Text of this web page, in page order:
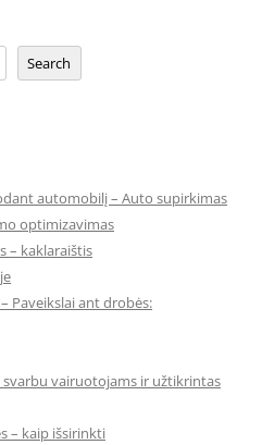
Search
automobilį – Auto supirkimas
optimizavimas
– kaklaraištis
Paveikslai ant drobės:
vairuotojams ir užtikrintas
– kaip išsirinkti